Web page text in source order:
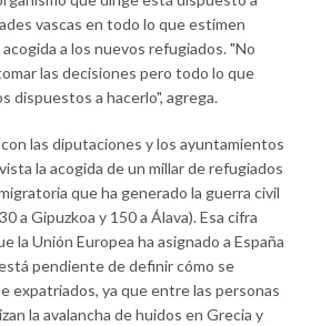
vascas en todo lo que estimen
a los nuevos refugiados. "No
las decisiones pero todo lo que
dispuestos a hacerlo", agrega.
las diputaciones y los ayuntamientos
la acogida de un millar de refugiados
que ha generado la guerra civil
a Gipuzkoa y 150 a Álava). Esa cifra
la Unión Europea ha asignado a España
pendiente de definir cómo se
expatriados, ya que entre las personas
la avalancha de huidos en Grecia y